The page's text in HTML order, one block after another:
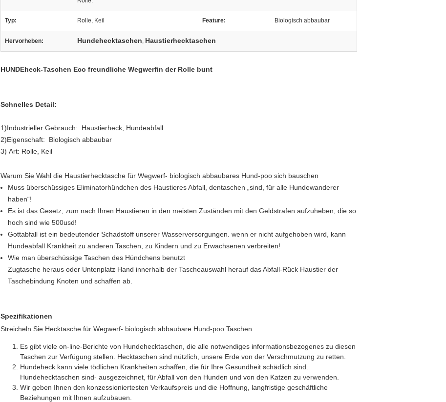
Typ: Rolle, Keil Feature: Biologisch abbaubar
Hervorheben: Hundehecktaschen, Haustierhecktaschen
HUNDEheck-Taschen Eco freundliche Wegwerfin der Rolle bunt
Schnelles Detail:
1)Industrieller Gebrauch: Haustierheck, Hundeabfall
2)Eigenschaft: Biologisch abbaubar
3) Art: Rolle, Keil
Warum Sie Wahl die Haustierhecktasche für Wegwerf- biologisch abbaubares Hund-poo sich bauschen
Muss überschüssiges Eliminatorhündchen des Haustieres Abfall, dentaschen „sind, für alle Hundewanderer
haben“!
Es ist das Gesetz, zum nach Ihren Haustieren in den meisten Zuständen mit den Geldstrafen aufzuheben, die so
hoch sind wie 500usd!
Gottabfall ist ein bedeutender Schadstoff unserer Wasserversorgungen. wenn er nicht aufgehoben wird, kann
Hundeabfall Krankheit zu anderen Taschen, zu Kindern und zu Erwachsenen verbreiten!
Wie man überschüssige Taschen des Hündchens benutzt
Zugtasche heraus oder Untenplatz Hand innerhalb der Tascheauswahl herauf das Abfall-Rück Haustier der
Taschebindung Knoten und schaffen ab.
Spezifikationen
Streicheln Sie Hecktasche für Wegwerf- biologisch abbaubare Hund-poo Taschen
Es gibt viele on-line-Berichte von Hundehecktaschen, die alle notwendiges informationsbezogenes zu diesen
Taschen zur Verfügung stellen. Hecktaschen sind nützlich, unsere Erde von der Verschmutzung zu retten.
Hundeheck kann viele tödlichen Krankheiten schaffen, die für Ihre Gesundheit schädlich sind.
Hundehecktaschen sind- ausgezeichnet, für Abfall von den Hunden und von den Katzen zu verwenden.
Wir geben Ihnen den konzessioniertesten Verkaufspreis und die Hoffnung, langfristige geschäftliche
Beziehungen mit Ihnen aufzubauen.